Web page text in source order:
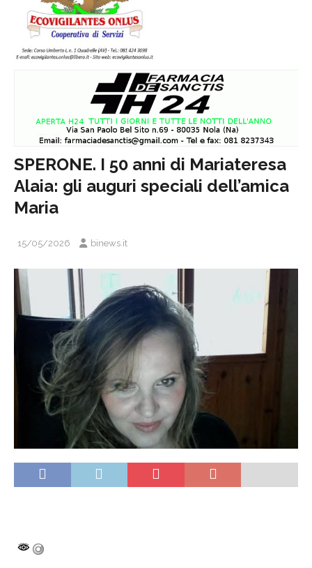
SPERONE. I 50 anni di Mariateresa
Alaia: gli auguri speciali dell’amica
Maria
15/05/2026 binews.it